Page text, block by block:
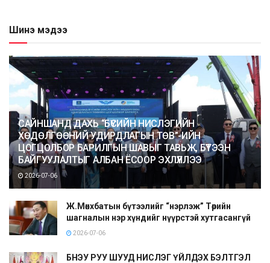
Шинэ мэдээ
САЙНШАНД ДАХЬ “БҮСИЙН НИСЛЭГИЙН
ХӨДӨЛГӨӨНИЙ УДИРДЛАГЫН ТӨВ”-ИЙН
ЦОГЦОЛБОР БАРИЛГЫН ШАВЫГ ТАВЬЖ, БҮТЭЭН
БАЙГУУЛАЛТЫГ АЛБАН ЁСООР ЭХЛҮҮЛЛЭЭ
2026-07-06
Ж.Мөнхбатын бүтээлийг “нэрлэж” Төрийн
шагналын нэр хүндийг нүүрстэй хутгасангүй
2026-07-06
БНЭУ РУУ ШУУД НИСЛЭГ ҮЙЛДЭХ БЭЛТГЭЛ